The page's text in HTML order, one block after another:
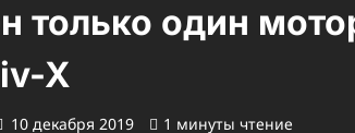
только один
X
10 декабря 2019 1 минуты чтение